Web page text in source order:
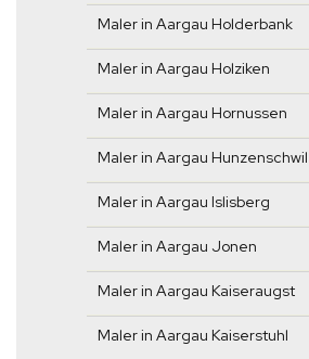
Maler in Aargau Holderbank
Maler in Aargau Holziken
Maler in Aargau Hornussen
Maler in Aargau Hunzenschwil
Maler in Aargau Islisberg
Maler in Aargau Jonen
Maler in Aargau Kaiseraugst
Maler in Aargau Kaiserstuhl